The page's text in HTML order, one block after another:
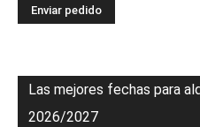
Las mejores fechas para
2026/2027